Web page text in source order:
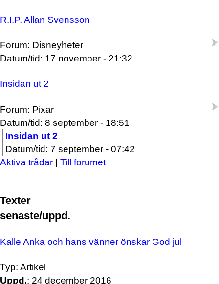
R.I.P. Allan Svensson
Forum: Disneyheter
Datum/tid: 17 november - 21:32
Insidan ut 2
Forum: Pixar
Datum/tid: 8 september - 18:51
Insidan ut 2
Datum/tid: 7 september - 07:42
Aktiva trådar | Till forumet
Texter
senaste/uppd.
Kalle Anka och hans vänner önskar God jul
Typ: Artikel
Uppd.: 24 december 2016